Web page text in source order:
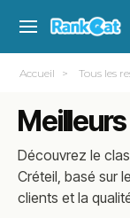
Accueil Tous les
Découvrez le
Créteil, basé sur
clients et la